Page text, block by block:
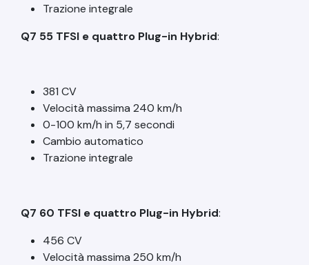
Trazione integrale
Q7 55 TFSI e quattro Plug-in Hybrid:
381 CV
Velocità massima 240 km/h
0-100 km/h in 5,7 secondi
Cambio automatico
Trazione integrale
Q7 60 TFSI e quattro Plug-in Hybrid:
456 CV
Velocità massima 250 km/h